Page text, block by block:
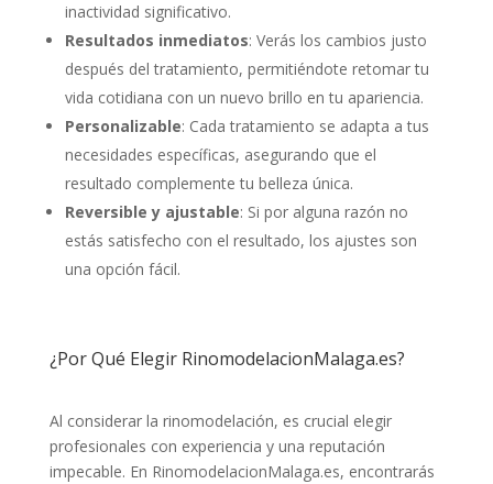
inactividad significativo.
Resultados inmediatos: Verás los cambios justo
después del tratamiento, permitiéndote retomar tu
vida cotidiana con un nuevo brillo en tu apariencia.
Personalizable: Cada tratamiento se adapta a tus
necesidades específicas, asegurando que el
resultado complemente tu belleza única.
Reversible y ajustable: Si por alguna razón no
estás satisfecho con el resultado, los ajustes son
una opción fácil.
¿Por Qué Elegir RinomodelacionMalaga.es?
Al considerar la rinomodelación, es crucial elegir
profesionales con experiencia y una reputación
impecable. En RinomodelacionMalaga.es, encontrarás